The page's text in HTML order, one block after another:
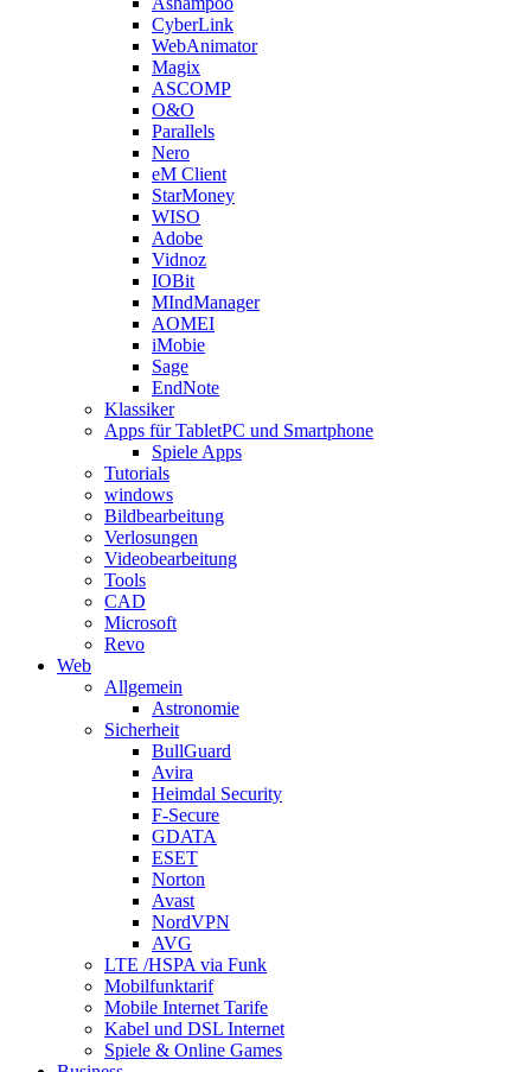
CyberLink
WebAnimator
Magix
ASCOMP
O&O
Parallels
Nero
eM Client
StarMoney
WISO
Adobe
Vidnoz
IOBit
MIndManager
AOMEI
iMobie
Sage
EndNote
Klassiker
Apps für TabletPC und Smartphone
Spiele Apps
Tutorials
windows
Bildbearbeitung
Verlosungen
Videobearbeitung
Tools
CAD
Microsoft
Revo
Web
Allgemein
Astronomie
Sicherheit
BullGuard
Avira
Heimdal Security
F-Secure
GDATA
ESET
Norton
Avast
NordVPN
AVG
LTE /HSPA via Funk
Mobilfunktarif
Mobile Internet Tarife
Kabel und DSL Internet
Spiele & Online Games